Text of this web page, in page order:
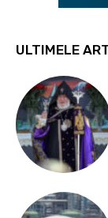
ULTIMELE